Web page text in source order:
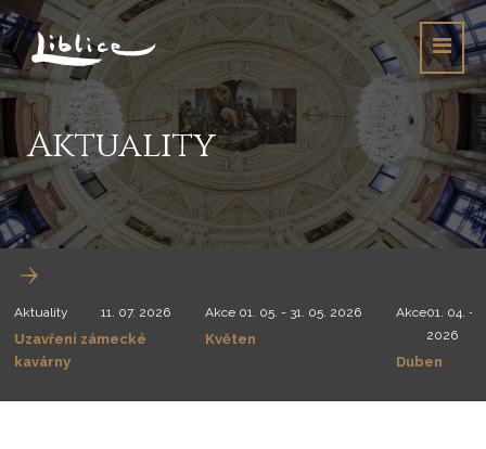
Aktuality
Aktuality 11. 07. 2026
Uzavření zámecké
kavárny
Akce 01. 05. - 31. 05. 2026
Květen
Akce01. 04. -
2026
Duben